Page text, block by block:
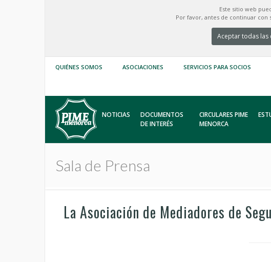
Este sitio web
Por favor, antes de continuar
Aceptar todas las
QUIÉNES SOMOS ASOCIACIONES SERVICIOS PARA SOCIOS
NOTICIAS
DOCUMENTOS
DE INTERÉS
CIRCULARES PIME
MENORCA
Sala de Prensa
La Asociación de Mediadores de